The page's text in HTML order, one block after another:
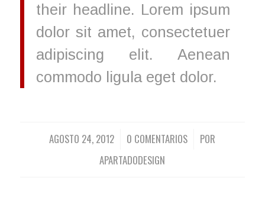
their headline. Lorem ipsum
dolor sit amet, consectetuer
adipiscing elit. Aenean
commodo ligula eget dolor.
AGOSTO 24, 2012
/ 0 COMENTARIOS
/
POR
APARTADODESIGN